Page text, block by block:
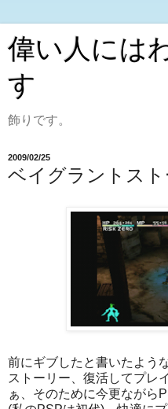
偉い人には
す
飾りです。
2009/02/25
ベイグラントスト
前にギブしたと書いたよう
ストーリー、復活してプレ
ぁ、そのために今更ながら